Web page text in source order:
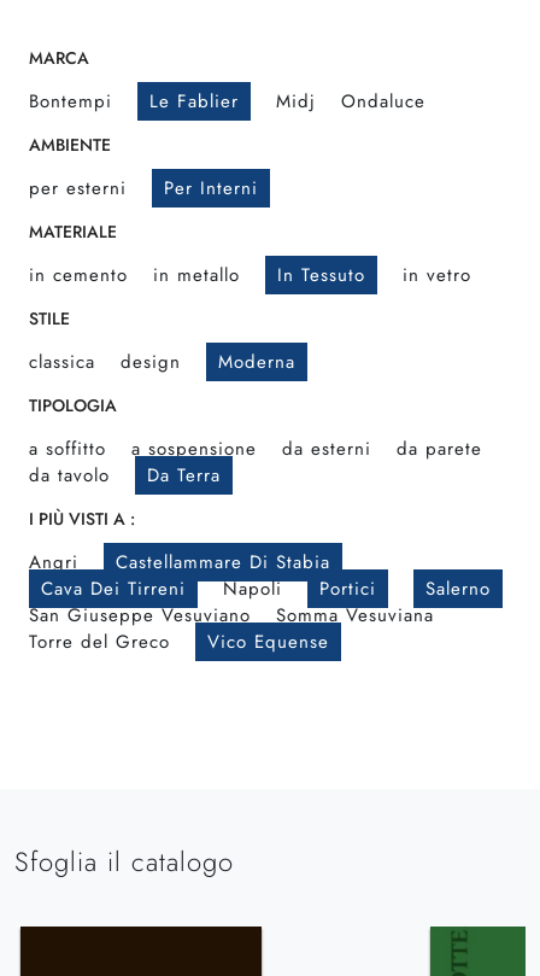
MARCA
Bontempi Le Fablier Midj Ondaluce
AMBIENTE
per esterni Per Interni
MATERIALE
in cemento in metallo In Tessuto in vetro
STILE
classica design Moderna
TIPOLOGIA
a soffitto a sospensione da esterni
da parete
da tavolo
Da Terra
I PIÙ VISTI A :
Angri
Castellammare Di Stabia
Cava Dei Tirreni
Napoli Portici
Salerno
San Giuseppe Vesuviano
Somma Vesuviana
Torre del Greco
Vico Equense
Sfoglia il catalogo